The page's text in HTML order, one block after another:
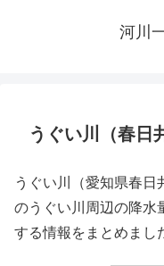
河川
うぐい川（春日
うぐい川（愛知県春
のうぐい川周辺の降水
する情報をまとめまし